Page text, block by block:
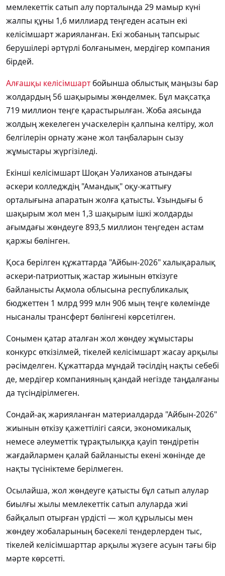
мемлекеттік сатып алу порталында 29 мамыр күні
жалпы құны 1,6 миллиард теңгеден асатын екі
келісімшарт жарияланған. Екі жобаның тапсырыс
берушілері әртүрлі болғанымен, мердігер компания
бірдей.
Алғашқы келісімшартбойынша облыстық маңызы бар
жолдардың 56 шақырымы жөнделмек. Бұл мақсатқа
719 миллион теңге қарастырылған. Жоба аясында
жолдың жекелеген учаскелерін қалпына келтіру, жол
белгілерін орнату және жол таңбаларын сызу
жұмыстары жүргізіледі.
Екінші келісімшарт Шоқан Уәлиханов атындағы
әскери колледждің "Амандық" оқу-жаттығу
орталығына апаратын жолға қатысты. Ұзындығы 6
шақырым жол мен 1,3 шақырым ішкі жолдарды
ағымдағы жөндеуге 893,5 миллион теңгеден астам
қаржы бөлінген.
Қоса берілген құжаттарда "Айбын-2026" халықаралық
әскери-патриоттық жастар жиынын өткізуге
байланысты Ақмола облысына республикалық
бюджеттен 1 млрд 999 млн 906 мың теңге көлемінде
нысаналы трансферт бөлінгені көрсетілген.
Сонымен қатар аталған жол жөндеу жұмыстары
конкурс өткізілмей, тікелей келісімшарт жасау арқылы
рәсімделген. Құжаттарда мұндай тәсілдің нақты себебі
де, мердігер компанияның қандай негізде таңдалғаны
да түсіндірілмеген.
Сондай-ақ жарияланған материалдарда "Айбын-2026"
жиынын өткізу қажеттілігі саяси, экономикалық
немесе әлеуметтік тұрақтылыққа қауіп төндіретін
жағдайлармен қалай байланысты екені жөнінде де
нақты түсініктеме берілмеген.
Осылайша, жол жөндеуге қатысты бұл сатып алулар
биылғы жылы мемлекеттік сатып алуларда жиі
байқалып отырған үрдісті — жол құрылысы мен
жөндеу жобаларының бәсекелі тендерлерден тыс,
тікелей келісімшарттар арқылы жүзеге асуын тағы бір
мәрте көрсетті.